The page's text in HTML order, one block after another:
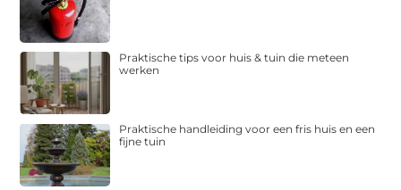
Praktische tips voor huis & tuin die meteen
werken
Praktische handleiding voor een fris huis en een
fijne tuin